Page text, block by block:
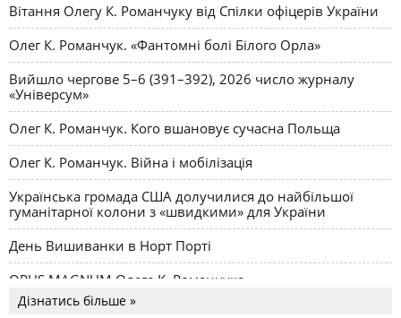
Вітання Олегу К. Романчуку від Спілки офіцерів України
Олег К. Романчук. «Фантомні болі Білого Орла»
Вийшло чергове 5–6 (391–392), 2026 число журналу
«Універсум»
Олег К. Романчук. Кого вшановує сучасна Польща
Олег К. Романчук. Війна і мобілізація
Українська громада США долучилися до найбільшої
гуманітарної колони з «швидкими» для України
День Вишиванки в Норт Порті
OPUS MAGNUM Олега К. Романчука
Дізнатись більше »